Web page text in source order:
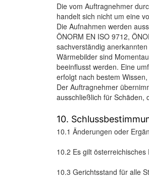
Die vom Auftragnehmer
handelt sich nicht um eine
Die Aufnahmen werden
ÖNORM EN ISO 9712,
sachverständig
Wärmebilder sind
beeinflusst werden. Eine
erfolgt nach bestem
Der Auftragnehmer
ausschließlich für Schäden,
10.
10.1 Änderungen oder
10.2 Es gilt
10.3 Gerichtsstand für alle